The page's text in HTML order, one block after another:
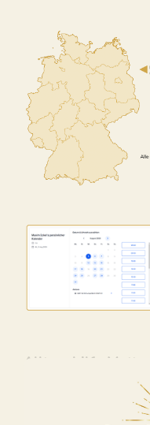
Alltagshilfe
Familienhelfer,